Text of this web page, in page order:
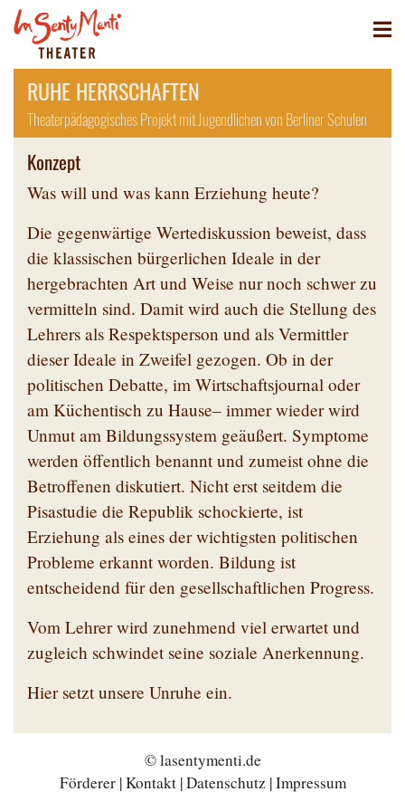
RUHE HERRSCHAFTEN
Theaterpädagogisches Projekt mit Jugendlichen von Berliner Schulen
Konzept
Was will und was kann Erziehung heute?
Die gegenwärtige Wertediskussion beweist, dass
die klassischen bürgerlichen Ideale in der
hergebrachten Art und Weise nur noch schwer zu
vermitteln sind. Damit wird auch die Stellung des
Lehrers als Respektsperson und als Vermittler
dieser Ideale in Zweifel gezogen. Ob in der
politischen Debatte, im Wirtschaftsjournal oder
am Küchentisch zu Hause– immer wieder wird
Unmut am Bildungssystem geäußert. Symptome
werden öffentlich benannt und zumeist ohne die
Betroffenen diskutiert. Nicht erst seitdem die
Pisastudie die Republik schockierte, ist
Erziehung als eines der wichtigsten politischen
Probleme erkannt worden. Bildung ist
entscheidend für den gesellschaftlichen Progress.
Vom Lehrer wird zunehmend viel erwartet und
zugleich schwindet seine soziale Anerkennung.
Hier setzt unsere Unruhe ein.
© lasentymenti.de
Förderer|Kontakt|Datenschutz|Impressum